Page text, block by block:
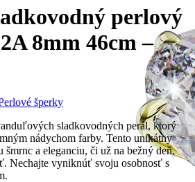
perlový
8mm 46cm –
šperky
sladkovodných perál, ktorý
nádychom farby. Tento unikátny
a eleganciu, či už na bežný deň,
Nechajte vyniknúť svoju osobnosť s